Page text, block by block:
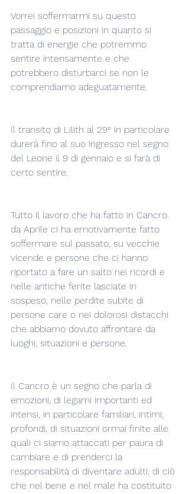
Vorrei soffermarmi su questo
passaggio e posizioni in quanto si
tratta di energie che potremmo
sentire intensamente e che
potrebbero disturbarci se non le
comprendiamo adeguatamente.
Il transito di Lilith al 29° in particolare
durerà fino al suo ingresso nel segno
del Leone il 9 di gennaio e si farà di
certo sentire.
Tutto il lavoro che ha fatto in Cancro
da Aprile ci ha emotivamente fatto
soffermare sul passato, su vecchie
vicende e persone che ci hanno
riportato a fare un salto nei ricordi e
nelle antiche ferite lasciate in
sospeso, nelle perdite subite di
persone care o nei dolorosi distacchi
che abbiamo dovuto affrontare da
luoghi, situazioni e persone.
Il Cancro è un segno che parla di
emozioni, di legami importanti ed
intensi, in particolare familiari, intimi,
profondi, di situazioni ormai finite alle
quali ci siamo attaccati per paura di
cambiare e di prenderci la
responsabilità di diventare adulti, di ciò
che nel bene e nel male ha costituito